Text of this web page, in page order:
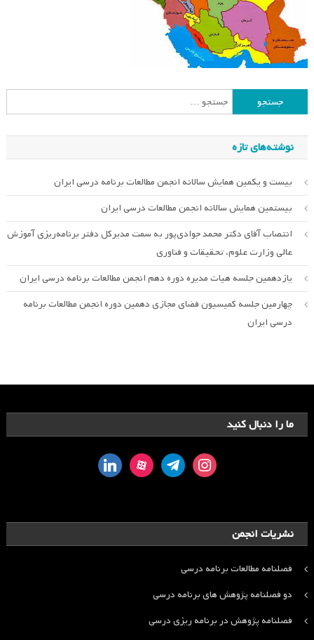
جستجو
برای:
نوشته‌های تازه
بیست و یکمین همایش سالانه انجمن مطالعات برنامه درسی ایران
بیستمین همایش سالانه انجمن مطالعات درسی ایران
انتصاب آقای دکتر محمد جوادی‌پور به سمت مدیرکل دفتر برنامه‌ریزی آموزش
عالی وزارت علوم، تحقیقات و فناوری
یازدهمین جلسه هیات مدیره دوره دهم انجمن مطالعات برنامه درسی ایران
چهارمین جلسه کمیسیون فضای مجازی دهمین دوره انجمن مطالعات برنامه
درسی ایران
ما را دنبال کنید
instagram
telegram
aparat
linkedin
نشریات انجمن
فصلنامه مطالعات برنامه درسی
دو فصلنامه پژوهش های برنامه درسی
فصلنامه پژوهش در برنامه ریزی درسی